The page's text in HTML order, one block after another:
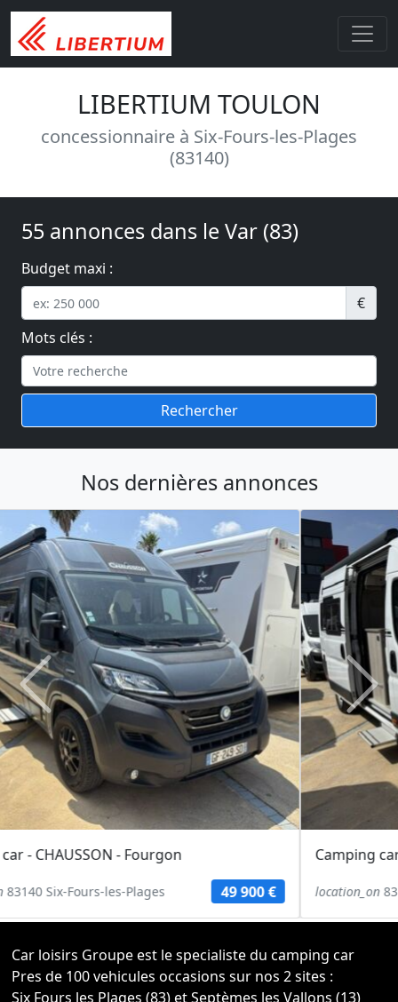
LIBERTIUM TOULON
concessionnaire à Six-Fours-les-Plages
(83140)
55 annonces dans le Var (83)
Budget maxi :
€
Mots clés :
Rechercher
Nos dernières annonces
Camping car - FONT VENDOME - Fourgon
location_on83140 Six-Fours-les-Plages 54 900 €
Previous Next
Car loisirs Groupe est le specialiste du camping car
Pres de 100 vehicules occasions sur nos 2 sites :
Six Fours les Plages (83) et Septèmes les Vallons (13)